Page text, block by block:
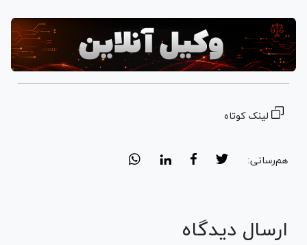
لینک کوتاه
هم‌رسانی:
ارسال دیدگاه